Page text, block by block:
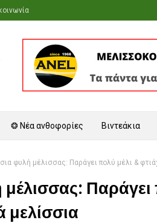
❂ Νέα ανθοφορίες Βιντεάκια
φυλή μέλισσας: Παράγει πολύ μέλι &
Παράγει
μελίσσια